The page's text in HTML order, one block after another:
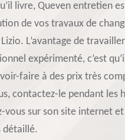
livre, Queven entretien
de vos travaux de
L’avantage de
expérimenté, c’est
faire à des prix très
contactez-le pendant les
vous sur son site internet
détaillé.